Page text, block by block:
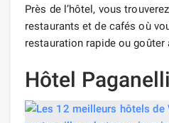
Près de l’hôtel, vous
restaurants et de cafés où
restauration rapide ou
Hôtel